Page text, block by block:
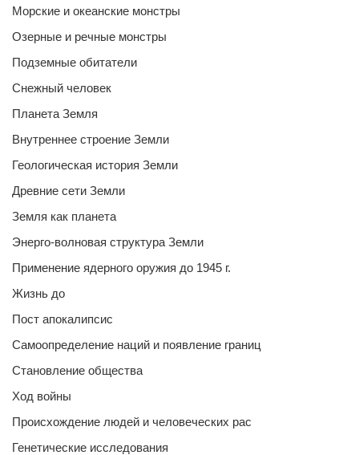
Морские и океанские монстры
Озерные и речные монстры
Подземные обитатели
Снежный человек
Планета Земля
Внутреннее строение Земли
Геологическая история Земли
Древние сети Земли
Земля как планета
Энерго-волновая структура Земли
Применение ядерного оружия до 1945 г.
Жизнь до
Пост апокалипсис
Самоопределение наций и появление границ
Становление общества
Ход войны
Происхождение людей и человеческих рас
Генетические исследования